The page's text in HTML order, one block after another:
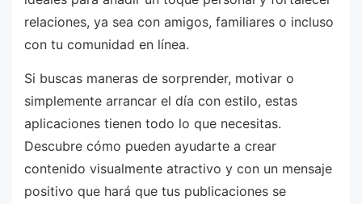
relaciones, ya sea con amigos, familiares o incluso
con tu comunidad en línea.
Si buscas maneras de sorprender, motivar o
simplemente arrancar el día con estilo, estas
aplicaciones tienen todo lo que necesitas.
Descubre cómo pueden ayudarte a crear
contenido visualmente atractivo y con un mensaje
positivo que hará que tus publicaciones se